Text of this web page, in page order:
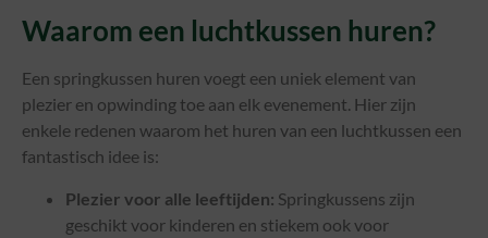
Waarom een luchtkussen huren?
Een springkussen huren voegt een uniek element van
plezier en opwinding toe aan elk evenement. Hier zijn
enkele redenen waarom het huren van een luchtkussen een
fantastisch idee is:
Plezier voor alle leeftijden: Springkussens zijn
geschikt voor kinderen en stiekem ook voor